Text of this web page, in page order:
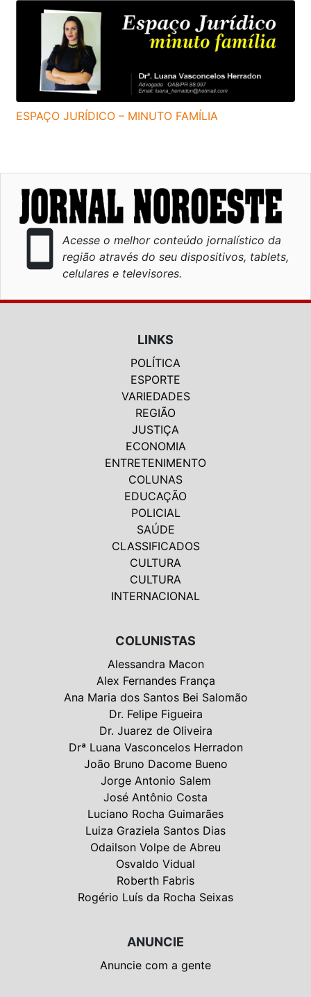
ESPAÇO JURÍDICO – MINUTO FAMÍLIA
smartphone
Acesse o melhor conteúdo jornalístico da
região através do seu dispositivos, tablets,
celulares e televisores.
LINKS
POLÍTICA
ESPORTE
VARIEDADES
REGIÃO
JUSTIÇA
ECONOMIA
ENTRETENIMENTO
COLUNAS
EDUCAÇÃO
POLICIAL
SAÚDE
CLASSIFICADOS
CULTURA
CULTURA
INTERNACIONAL
COLUNISTAS
Alessandra Macon
Alex Fernandes França
Ana Maria dos Santos Bei Salomão
Dr. Felipe Figueira
Dr. Juarez de Oliveira
Drª Luana Vasconcelos Herradon
João Bruno Dacome Bueno
Jorge Antonio Salem
José Antônio Costa
Luciano Rocha Guimarães
Luiza Graziela Santos Dias
Odailson Volpe de Abreu
Osvaldo Vidual
Roberth Fabris
Rogério Luís da Rocha Seixas
ANUNCIE
Anuncie com a gente